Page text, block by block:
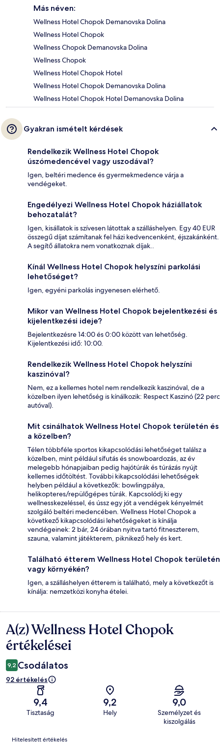
Más néven:
Wellness Hotel Chopok Demanovska Dolina
Wellness Hotel Chopok
Wellness Chopok Demanovska Dolina
Wellness Chopok
Wellness Hotel Chopok Hotel
Wellness Hotel Chopok Demanovska Dolina
Wellness Hotel Chopok Hotel Demanovska Dolina
Gyakran ismételt kérdések
Rendelkezik Wellness Hotel Chopok
úszómedencével vagy uszodával?
Igen, beltéri medence és gyermekmedence várja a
vendégeket.
Engedélyezi Wellness Hotel Chopok háziállatok
behozatalát?
Igen, kisállatok is szívesen látottak a szálláshelyen. Egy 40 EUR
összegű díjat számítanak fel házi kedvencenként, éjszakánként.
A segítő állatokra nem vonatkoznak díjak..
Kínál Wellness Hotel Chopok helyszíni parkolási
lehetőséget?
Igen, egyéni parkolás ingyenesen elérhető.
Mikor van Wellness Hotel Chopok bejelentkezési és
kijelentkezési ideje?
Bejelentkezésre 14:00 és 0:00 között van lehetőség.
Kijelentkezési idő: 10:00.
Rendelkezik Wellness Hotel Chopok helyszíni
kaszinóval?
Nem, ez a kellemes hotel nem rendelkezik kaszinóval, de a
közelben ilyen lehetőség is kínálkozik: Respect Kaszinó (22 perc
autóval).
Mit csinálhatok Wellness Hotel Chopok területén és
a közelben?
Télen többféle sportos kikapcsolódási lehetőséget találsz a
közelben, mint például sífutás és snowboardozás, az év
melegebb hónapjaiban pedig hajótúrák és túrázás nyújt
kellemes időtöltést. További kikapcsolódási lehetőségek
helyben például a következők: bowlingpálya,
helikopteres/repülőgépes túrák. Kapcsolódj ki egy
wellnesskezeléssel, és ússz egy jót a vendégek kényelmét
szolgáló beltéri medencében. Wellness Hotel Chopok a
következő kikapcsolódási lehetőségeket is kínálja
vendégeinek: 2 bár, 24 órában nyitva tartó fitneszterem,
szauna, valamint játékterem, piknikező hely és kert.
Található étterem Wellness Hotel Chopok területén
vagy környékén?
Igen, a szálláshelyen étterem is található, mely a következőt is
kínálja: nemzetközi konyha ételei.
Értékelések
A(z) Wellness Hotel Chopok
értékelései
9,2 Csodálatos
92 értékelés
9,4
Tisztaság
9,2
Hely
9,0
Személyzet és
kiszolgálás
Értékelések
Hitelesített értékelés